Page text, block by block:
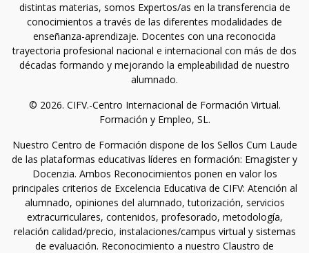
distintas materias, somos Expertos/as en la transferencia de
conocimientos a través de las diferentes modalidades de
enseñanza-aprendizaje. Docentes con una reconocida
trayectoria profesional nacional e internacional con más de dos
décadas formando y mejorando la empleabilidad de nuestro
alumnado.
© 2026. CIFV.-Centro Internacional de Formación Virtual.
Formación y Empleo, SL.
Nuestro Centro de Formación dispone de los Sellos Cum Laude
de las plataformas educativas líderes en formación: Emagister y
Docenzia. Ambos Reconocimientos ponen en valor los
principales criterios de Excelencia Educativa de CIFV: Atención al
alumnado, opiniones del alumnado, tutorización, servicios
extracurriculares, contenidos, profesorado, metodología,
relación calidad/precio, instalaciones/campus virtual y sistemas
de evaluación. Reconocimiento a nuestro Claustro de